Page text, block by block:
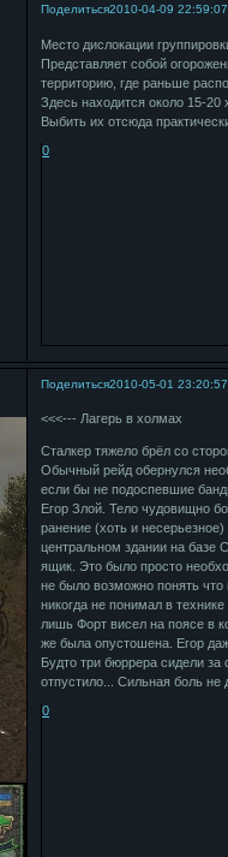
Поделиться2010-04-09 22:59:07
Место дислокации
Представляет собой
территорию, где раньше
Здесь находится около 15-
Выбить их отсюда
0
Поделиться2010-05-01 23:20:57
<<<--- Лагерь в холмах
Сталкер тяжело брёл со
Обычный рейд обернулся
если бы не подоспевшие
Егор Злой. Тело чудовищно
ранение (хоть и
центральном здании на базе
ящик. Это было просто
не было возможно понять
никогда не понимал в
лишь Форт висел на поясе в
же была опустошена. Егор
Будто три бюррера сидели за
отпустило... Сильная боль не
0